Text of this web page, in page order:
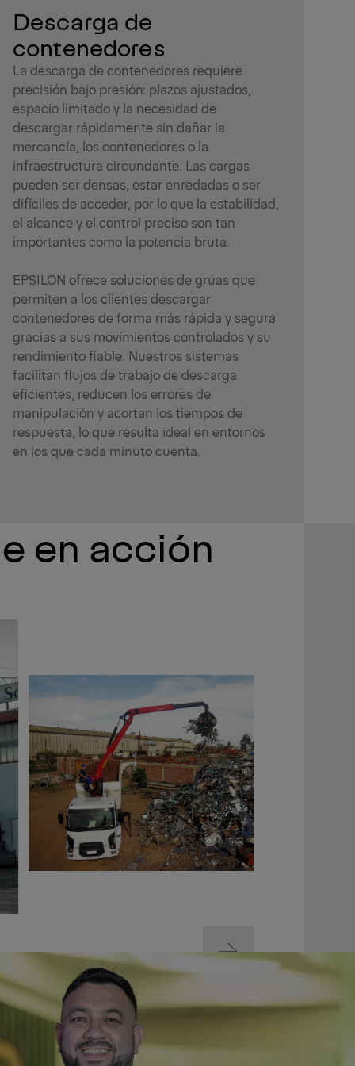
Descarga de
contenedores
La descarga de contenedores requiere
precisión bajo presión: plazos ajustados,
espacio limitado y la necesidad de
descargar rápidamente sin dañar la
mercancía, los contenedores o la
infraestructura circundante. Las cargas
pueden ser densas, estar enredadas o ser
difíciles de acceder, por lo que la estabilidad,
el alcance y el control preciso son tan
importantes como la potencia bruta.
EPSILON ofrece soluciones de grúas que
permiten a los clientes descargar
contenedores de forma más rápida y segura
gracias a sus movimientos controlados y su
rendimiento fiable. Nuestros sistemas
facilitan flujos de trabajo de descarga
eficientes, reducen los errores de
manipulación y acortan los tiempos de
respuesta, lo que resulta ideal en entornos
en los que cada minuto cuenta.
en acción
Siguiente
Siguiente